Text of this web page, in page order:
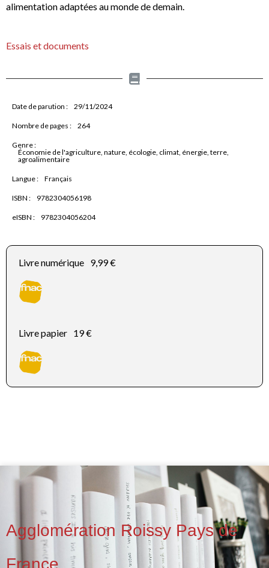
alimentation adaptées au monde de demain.
Essais et documents
Date de parution : 29/11/2024
Nombre de pages : 264
Genre :
Économie de l'agriculture, nature, écologie, climat, énergie, terre,
agroalimentaire
Langue : Français
ISBN : 9782304056198
eISBN : 9782304056204
Livre numérique 9,99 €
Livre papier 19 €
Agglomération Roissy Pays de